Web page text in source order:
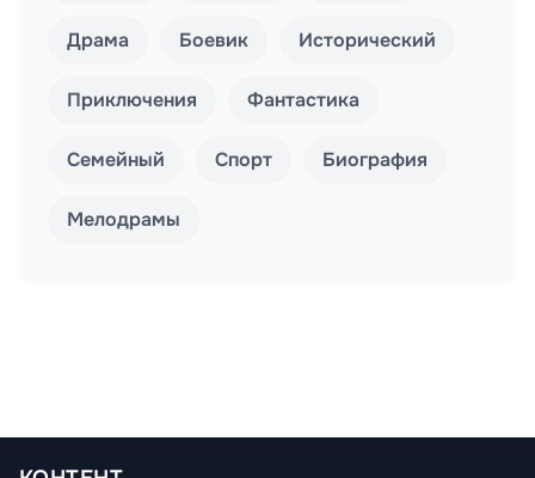
Драма Боевик Исторический
Приключения Фантастика
Семейный Спорт Биография
Мелодрамы